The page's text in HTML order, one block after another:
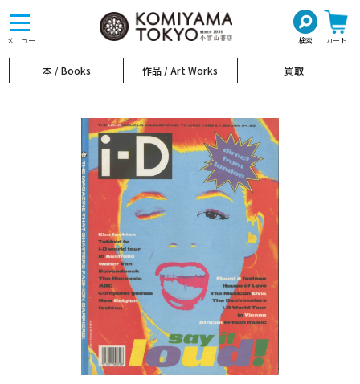
メニュー 検索 カート
toggle
navigation
本 / Books 作品 / Art Works 買取